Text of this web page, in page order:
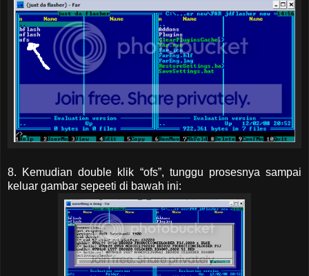
8. Kemudian double klik “ofs”, tunggu prosesnya sampai
keluar gambar sepeeti di bawah ini: